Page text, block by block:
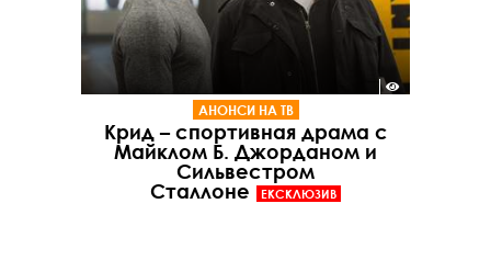
АНОНСИ НА ТВ
Крид – спортивная драма с
Майклом Б. Джорданом и
Сильвестром
Сталлоне
ЕКСКЛЮЗИВ